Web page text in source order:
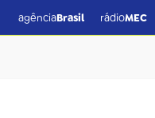
agênciaBrasil rádioMEC